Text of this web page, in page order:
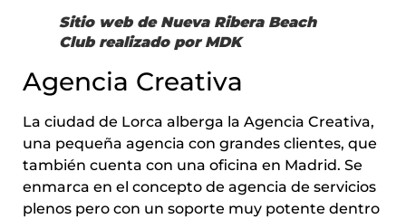
Sitio web de Nueva Ribera Beach
Club realizado por MDK
Agencia Creativa
La ciudad de Lorca alberga la Agencia Creativa,
una pequeña agencia con grandes clientes, que
también cuenta con una oficina en Madrid. Se
enmarca en el concepto de agencia de servicios
plenos pero con un soporte muy potente dentro